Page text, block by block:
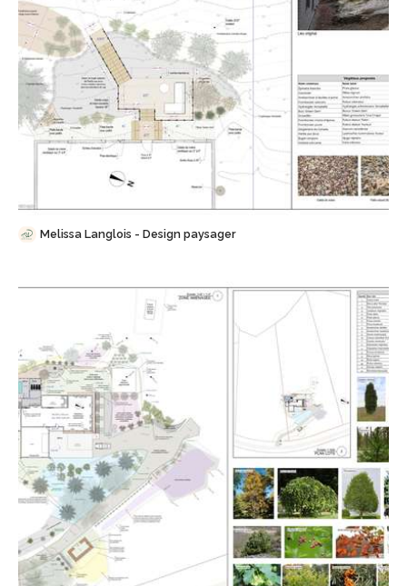
Sauvegarder
Melissa Langlois - Design paysager